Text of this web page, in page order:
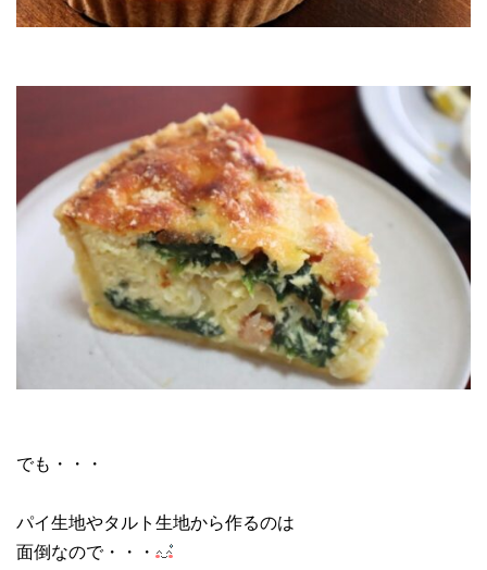
でも・・・
パイ生地やタルト生地から作るのは
面倒なので・・・